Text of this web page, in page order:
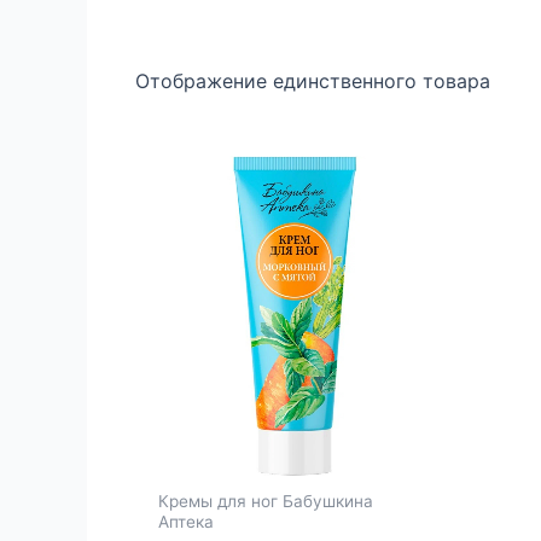
Отображение единственного товара
Кремы для ног Бабушкина
Аптека